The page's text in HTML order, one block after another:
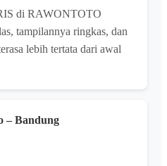
di RAWONTOTO
tampilannya ringkas, dan
lebih tertata dari awal
– Bandung